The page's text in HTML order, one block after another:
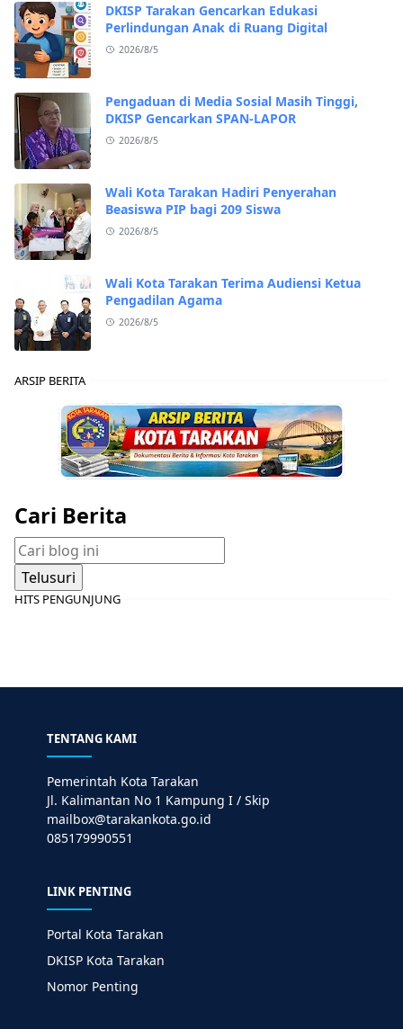
DKISP Tarakan Gencarkan Edukasi
Perlindungan Anak di Ruang Digital
2026/8/5
Pengaduan di Media Sosial Masih Tinggi,
DKISP Gencarkan SPAN-LAPOR
2026/8/5
Wali Kota Tarakan Hadiri Penyerahan
Beasiswa PIP bagi 209 Siswa
2026/8/5
Wali Kota Tarakan Terima Audiensi Ketua
Pengadilan Agama
2026/8/5
ARSIP BERITA
Cari Berita
HITS PENGUNJUNG
TENTANG KAMI
Pemerintah Kota Tarakan
Jl. Kalimantan No 1 Kampung I / Skip
mailbox@tarakankota.go.id
085179990551
LINK PENTING
Portal Kota Tarakan
DKISP Kota Tarakan
Nomor Penting